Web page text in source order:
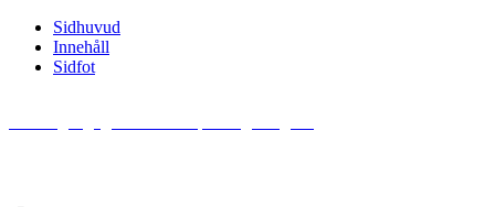
Sidhuvud
Innehåll
Sidfot